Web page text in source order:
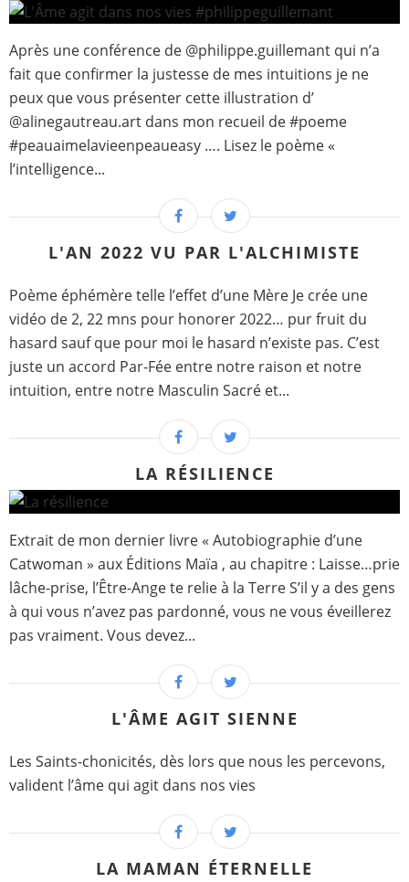
Après une conférence de @philippe.guillemant qui n’a
fait que confirmer la justesse de mes intuitions je ne
peux que vous présenter cette illustration d’
@alinegautreau.art dans mon recueil de #poeme
#peauaimelavieenpeaueasy …. Lisez le poème «
l’intelligence...
L'AN 2022 VU PAR L'ALCHIMISTE
Poème éphémère telle l’effet d’une Mère Je crée une
vidéo de 2, 22 mns pour honorer 2022… pur fruit du
hasard sauf que pour moi le hasard n’existe pas. C’est
juste un accord Par-Fée entre notre raison et notre
intuition, entre notre Masculin Sacré et...
LA RÉSILIENCE
Extrait de mon dernier livre « Autobiographie d’une
Catwoman » aux Éditions Maïa , au chapitre : Laisse…prie
lâche-prise, l’Être-Ange te relie à la Terre S’il y a des gens
à qui vous n’avez pas pardonné, vous ne vous éveillerez
pas vraiment. Vous devez...
L'ÂME AGIT SIENNE
Les Saints-chonicités, dès lors que nous les percevons,
valident l’âme qui agit dans nos vies
LA MAMAN ÉTERNELLE